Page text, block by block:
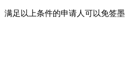
满足以上条件的申请人可以免签墨